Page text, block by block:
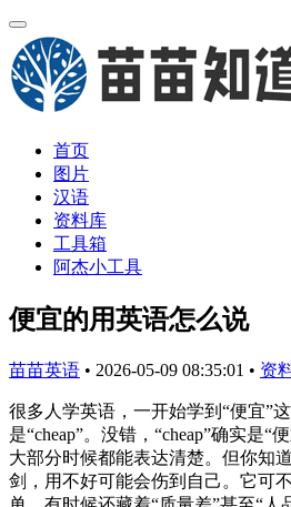
首页
图片
汉语
资料库
工具箱
阿杰小工具
便宜的用英语怎么说
苗苗英语 • 2026-05-09 08:35:01 • 资
很多人学英语，一开始学到“便宜”
是“cheap”。没错，“cheap”确实是“
大部分时候都能表达清楚。但你知
剑，用不好可能会伤到自己。它可